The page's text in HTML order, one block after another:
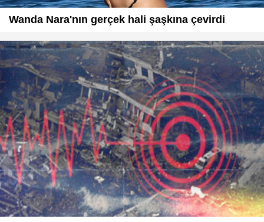
Wanda Nara'nın gerçek hali şaşkına çevirdi